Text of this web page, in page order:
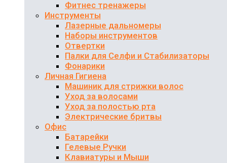
Фитнес тренажеры
Инструменты
Лазерные дальномеры
Наборы инструментов
Отвертки
Палки для Селфи и Стабилизаторы
Фонарики
Личная Гигиена
Машиник для стрижки волос
Уход за волосами
Уход за полостью рта
Электрические бритвы
Офис
Батарейки
Гелевые Ручки
Клавиатуры и Мыши